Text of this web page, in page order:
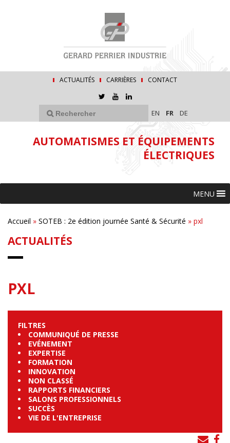
ACTUALITÉS CARRIÈRES CONTACT
EN FR DE
AUTOMATISMES ET ÉQUIPEMENTS
ÉLECTRIQUES
MENU
Accueil » SOTEB : 2e édition journée Santé & Sécurité » pxl
ACTUALITÉS
PXL
FILTRES
COMMUNIQUÉ DE PRESSE
EVÉNEMENT
EXPERTISE
FORMATION
INNOVATION
NON CLASSÉ
RAPPORTS FINANCIERS
SALONS PROFESSIONNELS
SUCCÈS
VIE DE L'ENTREPRISE